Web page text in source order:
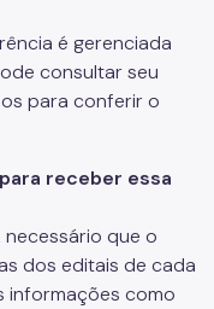
é gerenciada
consultar seu
para conferir o
receber essa
que o
dos editais de cada
informações como